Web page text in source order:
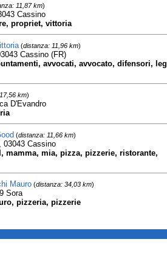
11,87 km)
Cassino
propriet, vittoria
(distanza: 11,96 km)
Cassino (FR)
avvocati, avvocato, difensori,
km)
D'Evandro
(distanza: 11,66 km)
03043 Cassino
mamma, mia, pizza, pizzerie, ristorante,
Mauro(distanza: 34,03 km)
Sora
pizzeria, pizzerie